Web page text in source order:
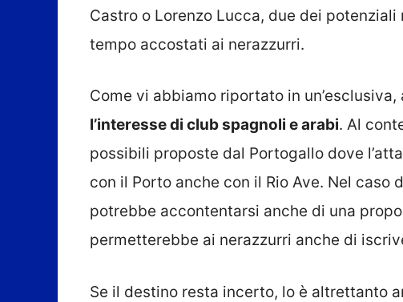
Castro o Lorenzo Lucca, due dei
tempo accostati ai nerazzurri.
Come vi abbiamo riportato in
l’interesse di club spagnoli e arabi. Al
possibili proposte dal Portogallo dove
con il Porto anche con il Rio Ave. Nel caso
potrebbe accontentarsi anche di una
permetterebbe ai nerazzurri anche di
Se il destino resta incerto, lo è altrettanto